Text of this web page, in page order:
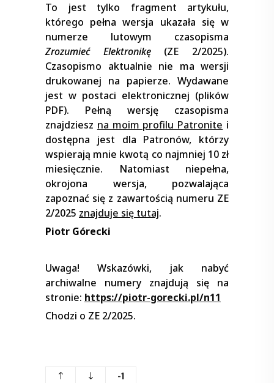
To jest tylko fragment artykułu,
którego pełna wersja ukazała się w
numerze lutowym czasopisma
Zrozumieć Elektronikę(ZE 2/2025).
Czasopismo aktualnie nie ma wersji
drukowanej na papierze. Wydawane
jest w postaci elektronicznej (plików
PDF). Pełną wersję czasopisma
znajdziesz na moim profilu Patronite i
dostępna jest dla Patronów, którzy
wspierają mnie kwotą co najmniej 10 zł
miesięcznie. Natomiast niepełna,
okrojona wersja, pozwalająca
zapoznać się z zawartością numeru ZE
2/2025 znajduje się tutaj.
Piotr Górecki
Uwaga! Wskazówki, jak nabyć
archiwalne numery znajdują się na
stronie: https://piotr-gorecki.pl/n11
Chodzi o ZE 2/2025.
-1